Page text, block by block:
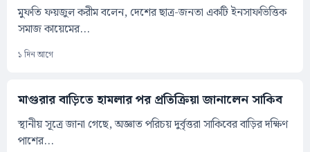
মুফতি ফয়জুল করীম বলেন, দেশের ছাত্র-জনতা একটি ইনসাফভিত্তিক
সমাজ কায়েমের...
১ দিন আগে
মাগুরার বাড়িতে হামলার পর প্রতিক্রিয়া জানালেন সাকিব
স্থানীয় সূত্রে জানা গেছে, অজ্ঞাত পরিচয় দুর্বৃত্তরা সাকিবের বাড়ির দক্ষিণ
পাশের...